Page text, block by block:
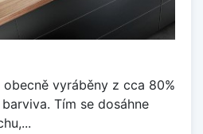
vyráběny z cca 80%
Tím se dosáhne